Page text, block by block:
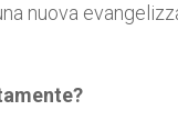
nuova